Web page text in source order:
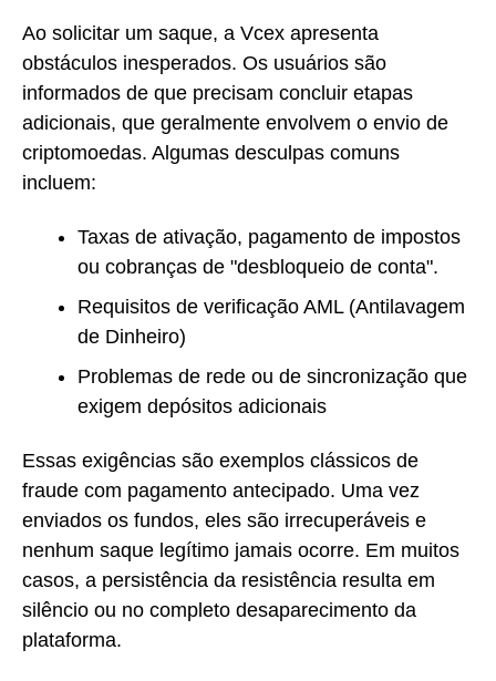
Ao solicitar um saque, a Vcex apresenta
obstáculos inesperados. Os usuários são
informados de que precisam concluir etapas
adicionais, que geralmente envolvem o envio de
criptomoedas. Algumas desculpas comuns
incluem:
Taxas de ativação, pagamento de impostos
ou cobranças de "desbloqueio de conta".
Requisitos de verificação AML (Antilavagem
de Dinheiro)
Problemas de rede ou de sincronização que
exigem depósitos adicionais
Essas exigências são exemplos clássicos de
fraude com pagamento antecipado. Uma vez
enviados os fundos, eles são irrecuperáveis e
nenhum saque legítimo jamais ocorre. Em muitos
casos, a persistência da resistência resulta em
silêncio ou no completo desaparecimento da
plataforma.